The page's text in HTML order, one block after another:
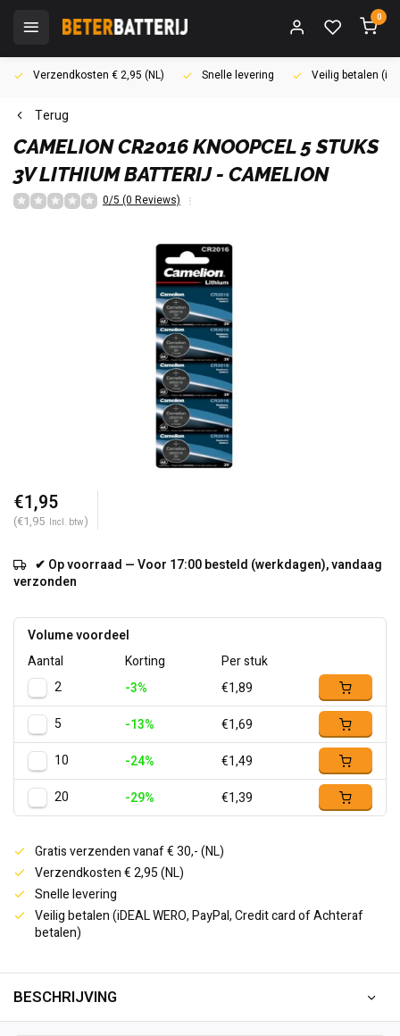
0
Verzendkosten € 2,95 (NL) Snelle levering Veilig betalen
Terug
CAMELIONCR2016 KNOOPCEL 5 STUKS
3V LITHIUM BATTERIJ - CAMELION
0/5 (0 Reviews)
€1,95
(€1,95 Incl. btw)
✔ Op voorraad — Voor 17:00 besteld (werkdagen), vandaag
verzonden
Volume voordeel
Aantal
Korting
Per stuk
2
-3%
€1,89
5
-13%
€1,69
10
-24%
€1,49
20
-29% €1,39
Gratis verzenden vanaf € 30,- (NL)
Verzendkosten € 2,95 (NL)
Snelle levering
Veilig betalen (iDEAL WERO, PayPal, Credit card of Achteraf
betalen)
BESCHRIJVING